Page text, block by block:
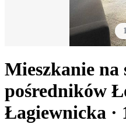
1
Mieszkanie na
pośredników
Łagiewnicka ·